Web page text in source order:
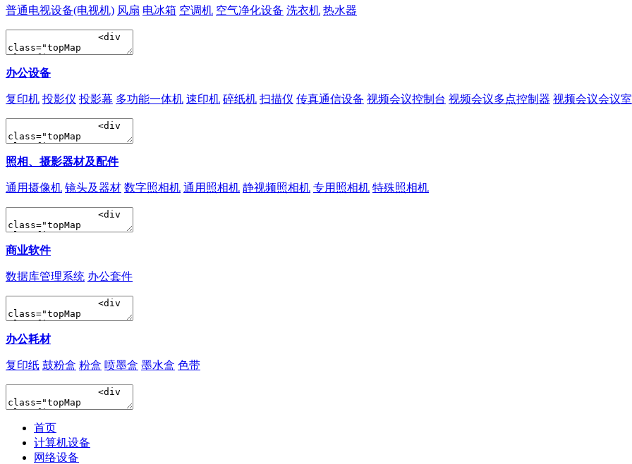
普通电视设备(电视机) 风扇 电冰箱 空调机 空气净化设备 洗衣机 热水器
办公设备
复印机 投影仪 投影幕 多功能一体机 速印机 碎纸机 扫描仪 传真通信设备 视频会议控制台 视频会议多点控制器 视频会议会议
照相、摄影器材及配件
通用摄像机 镜头及器材 数字照相机 通用照相机 静视频照相机 专用照相机 特殊照相机
商业软件
数据库管理系统 办公套件
办公耗材
复印纸 鼓粉盒 粉盒 喷墨盒 墨水盒 色带
首页
计算机设备
网络设备